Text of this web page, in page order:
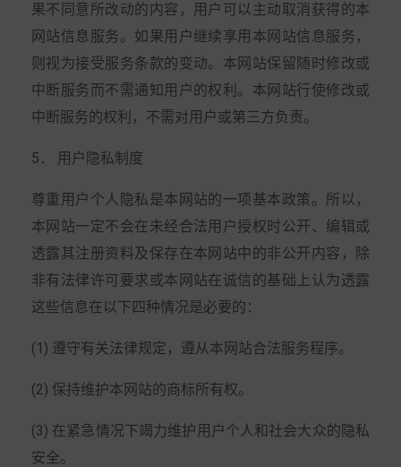
果不同意所改动的内容，用户可以主动取消获得的本
网站信息服务。如果用户继续享用本网站信息服务，
则视为接受服务条款的变动。本网站保留随时修改或
中断服务而不需通知用户的权利。本网站行使修改或
中断服务的权利，不需对用户或第三方负责。
5． 用户隐私制度
尊重用户个人隐私是本网站的一项基本政策。所以，
本网站一定不会在未经合法用户授权时公开、编辑或
透露其注册资料及保存在本网站中的非公开内容，除
非有法律许可要求或本网站在诚信的基础上认为透露
这些信息在以下四种情况是必要的：
(1) 遵守有关法律规定，遵从本网站合法服务程序。
(2) 保持维护本网站的商标所有权。
(3) 在紧急情况下竭力维护用户个人和社会大众的隐私
安全。